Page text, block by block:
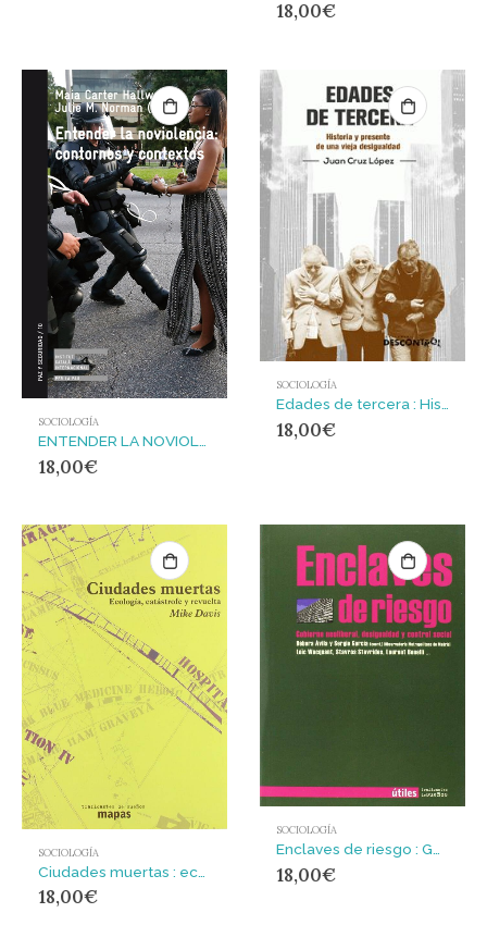
18,00€
SOCIOLOGÍA
18,00€
SOCIOLOGÍA
18,00€
SOCIOLOGÍA
18,00€
SOCIOLOGÍA
18,00€